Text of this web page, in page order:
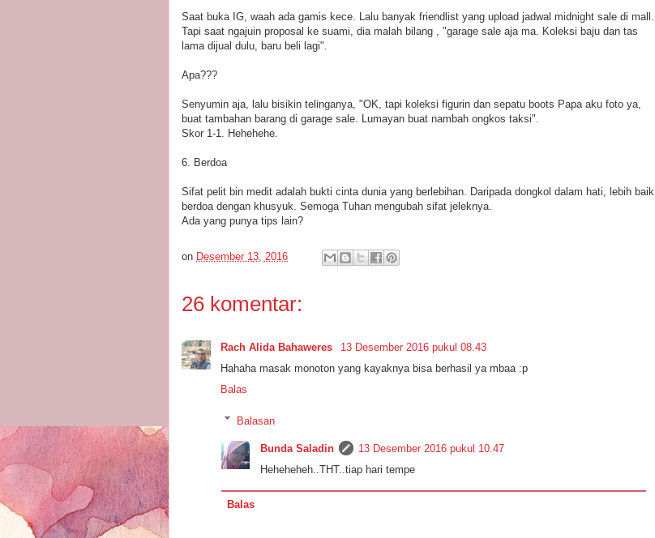
Saat buka IG, waah ada gamis kece. Lalu banyak friendlist yang upload jadwal midnight sale di mall.
Tapi saat ngajuin proposal ke suami, dia malah bilang , "garage sale aja ma. Koleksi baju dan tas
lama dijual dulu, baru beli lagi".
Apa???
Senyumin aja, lalu bisikin telinganya, "OK, tapi koleksi figurin dan sepatu boots Papa aku foto ya,
buat tambahan barang di garage sale. Lumayan buat nambah ongkos taksi".
Skor 1-1. Hehehehe.
6. Berdoa
Sifat pelit bin medit adalah bukti cinta dunia yang berlebihan. Daripada dongkol dalam hati, lebih baik
berdoa dengan khusyuk. Semoga Tuhan mengubah sifat jeleknya.
Ada yang punya tips lain?
on Desember 13, 2016
26 komentar:
Rach Alida Bahaweres
13 Desember 2016 pukul 08.43
Hahaha masak monoton yang kayaknya bisa berhasil ya mbaa :p
Balas
Balasan
Bunda Saladin
13 Desember 2016 pukul 10.47
Heheheheh..THT..tiap hari tempe
Balas